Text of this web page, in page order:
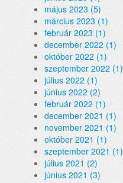
május 2023 (5)
március 2023 (1)
február 2023 (1)
december 2022 (1)
október 2022 (1)
szeptember 2022 (1)
július 2022 (1)
június 2022 (2)
február 2022 (1)
december 2021 (1)
november 2021 (1)
október 2021 (1)
szeptember 2021 (1)
július 2021 (2)
június 2021 (3)